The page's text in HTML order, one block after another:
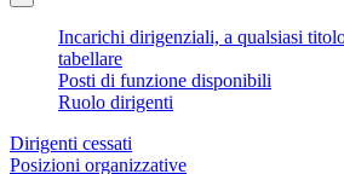
Incarichi dirigenziali, a qualsiasi
tabellare
Posti di funzione disponibili
Ruolo dirigenti
Dirigenti cessati
Posizioni organizzative